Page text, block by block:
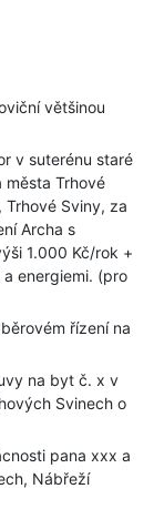
většinou
v suterénu staré
Trhové
Trhové Sviny, za
Archa s
1.000 Kč/rok +
energiemi. (pro
řízení na
na byt č. x v
Svinech o
pana xxx a
Nábřeží